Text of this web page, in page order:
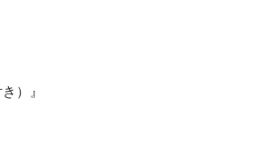
）』